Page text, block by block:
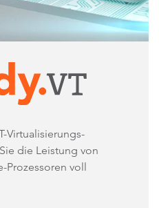
Virtualisierungs-
die Leistung von
Prozessoren voll